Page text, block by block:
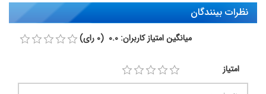
نظرات بینندگان
میانگین امتیاز کاربران: 0.0 (0 رای)
امتیاز